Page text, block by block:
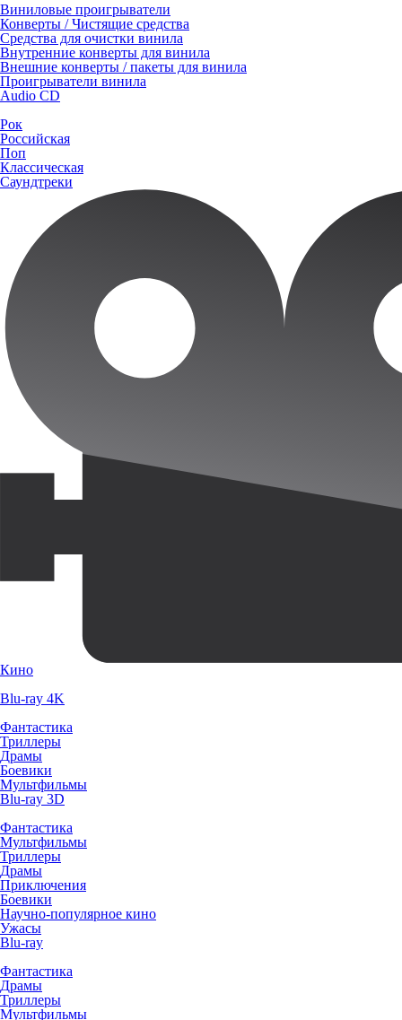
Виниловые проигрыватели
Конверты / Чистящие средства
Средства для очистки винила
Внутренние конверты для винила
Внешние конверты / пакеты для винила
Проигрыватели винила
Audio CD
Рок
Российская
Поп
Классическая
Саундтреки
Кино
Blu-ray 4K
Фантастика
Триллеры
Драмы
Боевики
Мультфильмы
Blu-ray 3D
Фантастика
Мультфильмы
Триллеры
Драмы
Приключения
Боевики
Научно-популярное кино
Ужасы
Blu-ray
Фантастика
Драмы
Триллеры
Мультфильмы